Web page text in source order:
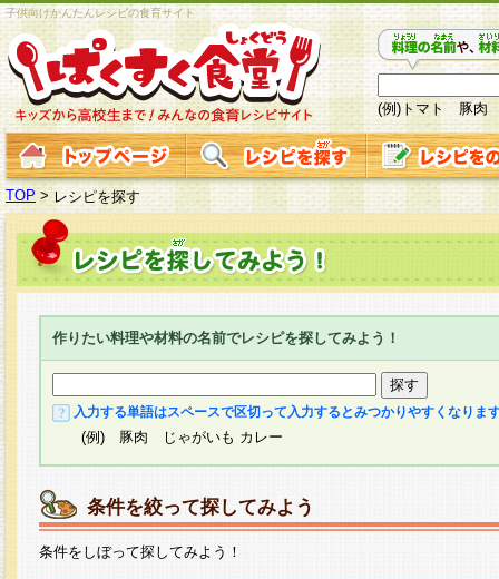
子供向けかんたんレシピの食育サイト
(例)トマト 豚肉
TOP > レシピを探す
作りたい料理や材料の名前でレシピを探してみよう！
入力する単語はスペースで区切って入力するとみつかりやすくなりま
(例) 豚肉 じゃがいも カレー
条件を絞って探してみよう
条件をしぼって探してみよう！